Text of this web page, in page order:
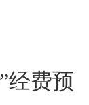
经费预